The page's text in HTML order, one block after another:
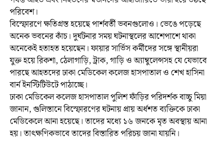
পরিবেশ।
বিস্ফোরণে ক্ষতিগ্রস্ত হয়েছে পার্শবর্তী ভবনগুলোও। ভেঙে পড়েছে
অনেক ভবনের কাঁচ। দুর্ঘটনার সময় ঘটনাস্থলের আশেপাশে থাকা
অনেকেই হতাহত হয়েছেন। ফায়ার সার্ভিস কর্মীদের সঙ্গে স্থানীয়রা
যুক্ত হয়ে রিকশা, ঠেলাগাড়ি, ট্রাক, গাড়ি ও অ্যাম্বুলেন্সসহ যে যেভাবে
পারছে আহতদের ঢাকা মেডিকেল কলেজ হাসপাতাল ও শেখ হাসিনা
বার্ন ইনস্টিটিউটে পাঠাচ্ছে।
ঢাকা মেডিকেল কলেজ হাসপাতাল পুলিশ ফাঁড়ির পরিদর্শক বাচ্চু মিয়া
জানান, গুলিস্তানে বিস্ফোরণের ঘটনায় প্রায় অর্ধশত ব্যক্তিকে ঢাকা
মেডিকেলে আনা হয়েছে। তাদের মধ্যে ১৬ জনকে মৃত অবস্থায় আনা
হয়। তাৎক্ষণিকভাবে তাদের বিস্তারিত পরিচয় জানা যায়নি।